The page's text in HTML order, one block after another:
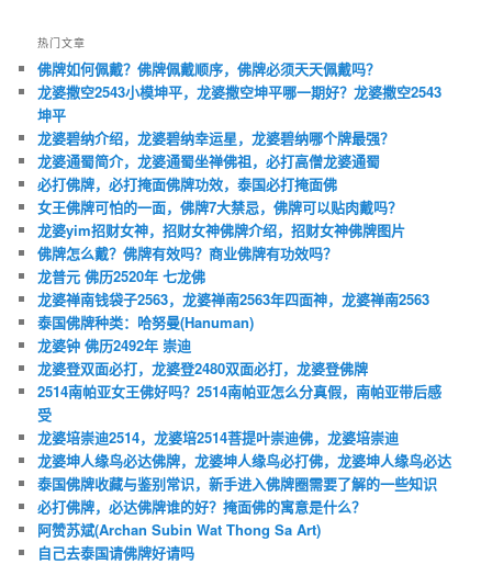
热门文章
佛牌如何佩戴？佛牌佩戴顺序，佛牌必须天天佩戴吗？
龙婆撒空2543小模坤平，龙婆撒空坤平哪一期好？龙婆撒空2543
坤平
龙婆碧纳介绍，龙婆碧纳幸运星，龙婆碧纳哪个牌最强？
龙婆通蜀简介，龙婆通蜀坐禅佛祖，必打高僧龙婆通蜀
必打佛牌，必打掩面佛牌功效，泰国必打掩面佛
女王佛牌可怕的一面，佛牌7大禁忌，佛牌可以贴肉戴吗？
龙婆yim招财女神，招财女神佛牌介绍，招财女神佛牌图片
佛牌怎么戴？佛牌有效吗？商业佛牌有功效吗？
龙普元 佛历2520年 七龙佛
龙婆禅南钱袋子2563，龙婆禅南2563年四面神，龙婆禅南2563
泰国佛牌种类：哈努曼(Hanuman)
龙婆钟 佛历2492年 崇迪
龙婆登双面必打，龙婆登2480双面必打，龙婆登佛牌
2514南帕亚女王佛好吗？2514南帕亚怎么分真假，南帕亚带后感
受
龙婆培崇迪2514，龙婆培2514菩提叶崇迪佛，龙婆培崇迪
龙婆坤人缘鸟必达佛牌，龙婆坤人缘鸟必打佛，龙婆坤人缘鸟必达
泰国佛牌收藏与鉴别常识，新手进入佛牌圈需要了解的一些知识
必打佛牌，必达佛牌谁的好？掩面佛的寓意是什么？
阿赞苏斌(Archan Subin Wat Thong Sa Art)
自己去泰国请佛牌好请吗